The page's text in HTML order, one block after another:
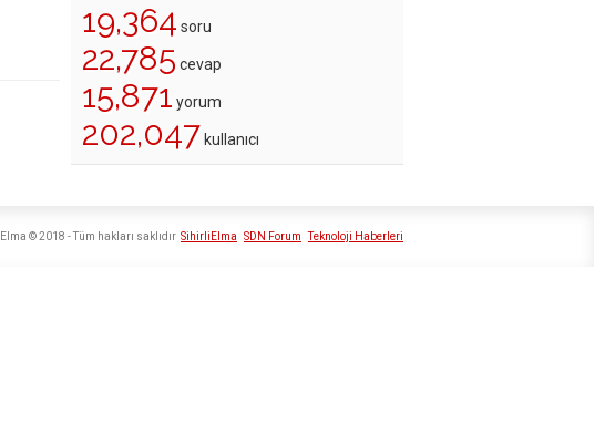
19,364 soru
22,785 cevap
15,871 yorum
202,047 kullanıcı
SihirliElma SDN Forum Teknoloji Haberleri
© 2018 - Tüm hakları saklıdır